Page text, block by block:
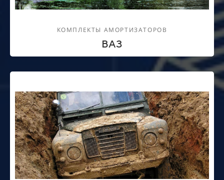
КОМПЛЕКТЫ АМОРТИЗАТОРОВ
ВАЗ